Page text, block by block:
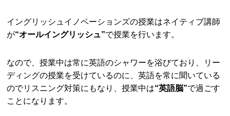
イングリッシュイノベーションズの授業はネイティブ講師
が“オールイングリッシュ”で授業を行います。
なので、授業中は常に英語のシャワーを浴びており、リー
ディングの授業を受けているのに、英語を常に聞いている
のでリスニング対策にもなり、授業中は“英語脳”で過ごす
ことになります。